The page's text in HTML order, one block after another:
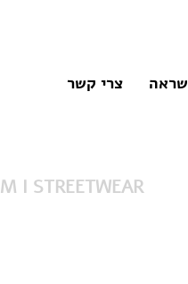
צרי קשר
מכופתרת פסים עם רקמה M I STREETWEAR